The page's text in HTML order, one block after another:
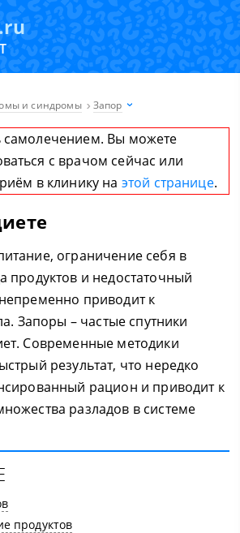
и синдромы Запор
самолечением. Вы можете
с врачом сейчас или
в клинику на этой странице.
ограничение себя в
продуктов и недостаточный
приводит к
Запоры – частые спутники
Современные методики
результат, что нередко
рацион и приводит к
разладов в системе
продуктов